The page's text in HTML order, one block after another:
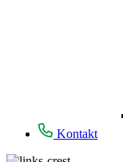
Kontakt